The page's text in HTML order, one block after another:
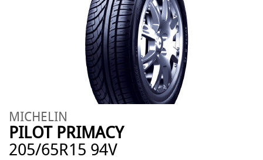
MICHELIN
PILOT PRIMACY
205/65R15 94V